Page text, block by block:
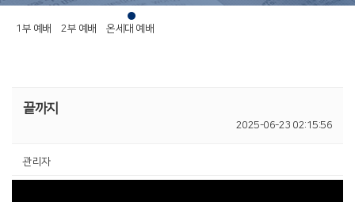
1부 예배 2부 예배 온세대 예배
끝까지
2025-06-23 02:15:56
관리자